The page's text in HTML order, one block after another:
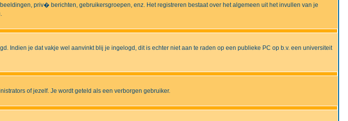
priv� berichten, gebruikersgroepen, enz. Het registreren bestaat over het algemeen uit het invullen van je
Indien je dat vakje wel aanvinkt blij je ingelogd, dit is echter niet aan te raden op een publieke PC op b.v. een universiteit
of jezelf. Je wordt geteld als een verborgen gebruiker.